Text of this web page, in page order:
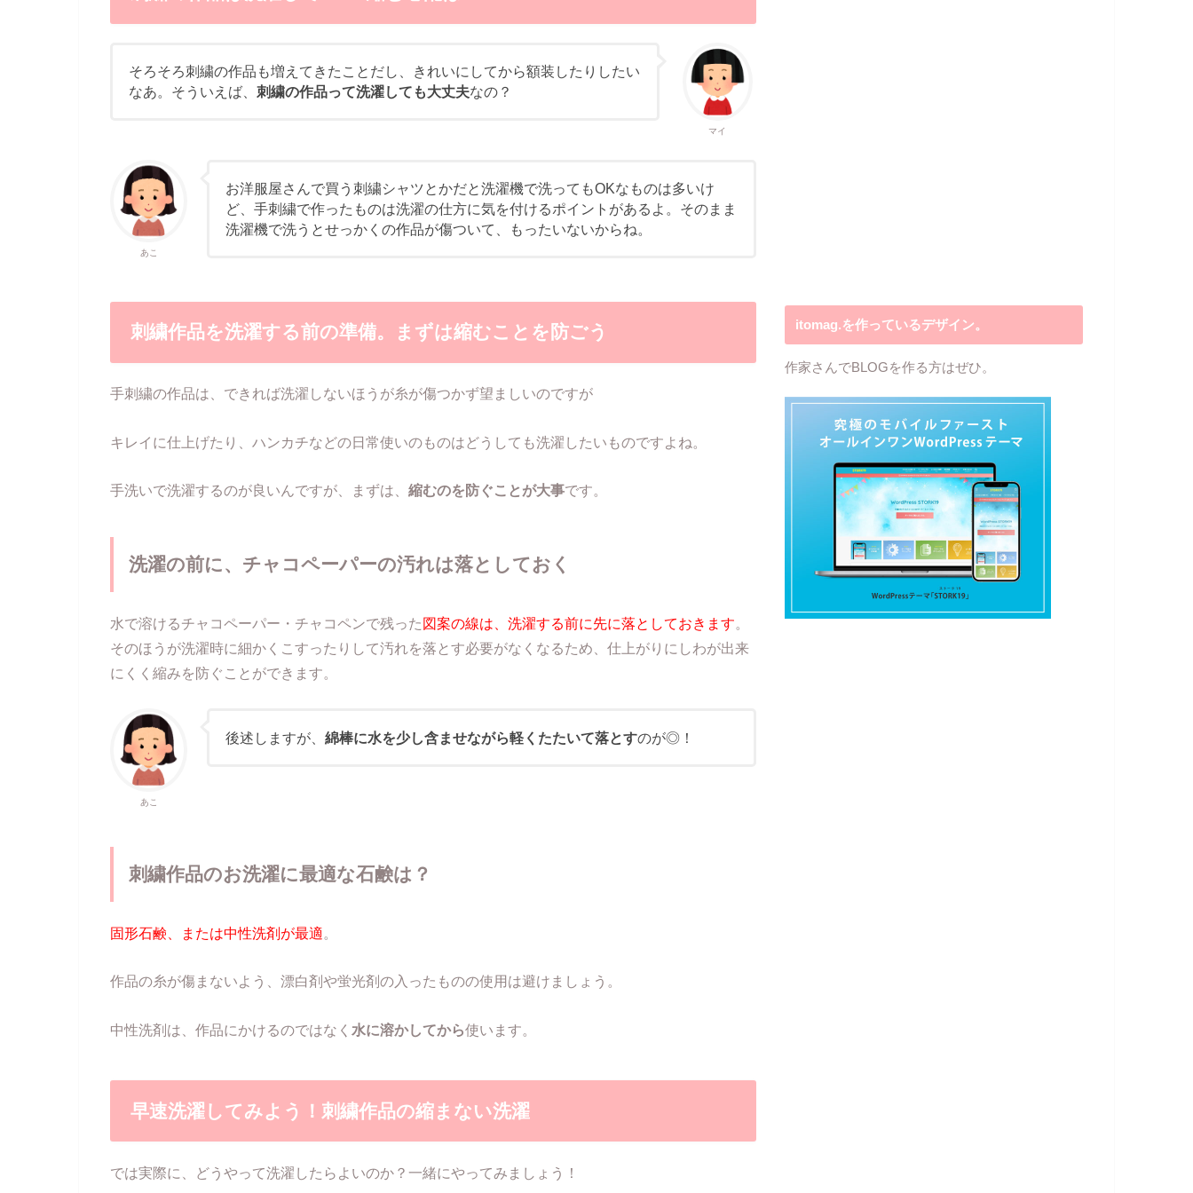
マイ
そろそろ刺繍の作品も増えてきたことだし、きれいにしてから額装したりしたい
なあ。そういえば、刺繍の作品って洗濯しても大丈夫なの？
あこ
お洋服屋さんで買う刺繍シャツとかだと洗濯機で洗ってもOKなものは多いけ
ど、手刺繍で作ったものは洗濯の仕方に気を付けるポイントがあるよ。そのまま
洗濯機で洗うとせっかくの作品が傷ついて、もったいないからね。
刺繍作品を洗濯する前の準備。まずは縮むことを防ごう
手刺繍の作品は、できれば洗濯しないほうが糸が傷つかず望ましいのですが
キレイに仕上げたり、ハンカチなどの日常使いのものはどうしても洗濯したいものですよね。
手洗いで洗濯するのが良いんですが、まずは、 縮むのを防ぐことが大事です。
洗濯の前に、チャコペーパーの汚れは落としておく
水で溶けるチャコペーパー・チャコペンで残った図案の線は、洗濯する前に先に落としておきます。
そのほうが洗濯時に細かくこすったりして汚れを落とす必要がなくなるため、仕上がりにしわが出来
にくく縮みを防ぐことができます。
あこ
後述しますが、綿棒に水を少し含ませながら軽くたたいて落とすのが◎！
刺繍作品のお洗濯に最適な石鹸は？
固形石鹸、または中性洗剤が最適。
作品の糸が傷まないよう、漂白剤や蛍光剤の入ったものの使用は避けましょう。
中性洗剤は、作品にかけるのではなく 水に溶かしてから使います。
早速洗濯してみよう！刺繍作品の縮まない洗濯
では実際に、どうやって洗濯したらよいのか？一緒にやってみましょう！
itomag.を作っているデザイン。
作家さんでBLOGを作る方はぜひ。